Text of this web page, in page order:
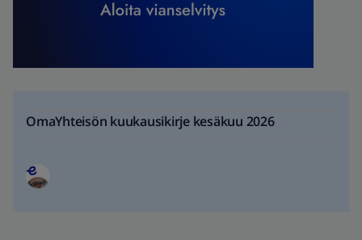
OmaYhteisön kuukausikirje kesäkuu 2026